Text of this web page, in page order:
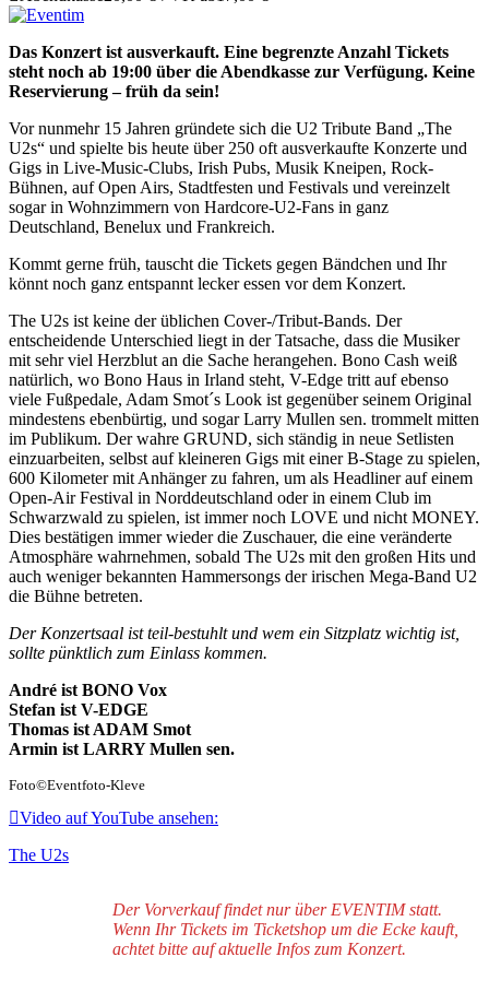
Das Konzert ist ausverkauft. Eine begrenzte Anzahl Tickets
steht noch ab 19:00 über die Abendkasse zur Verfügung. Keine
Reservierung – früh da sein!
Vor nunmehr 15 Jahren gründete sich die U2 Tribute Band „The
U2s“ und spielte bis heute über 250 oft ausverkaufte Konzerte und
Gigs in Live-Music-Clubs, Irish Pubs, Musik Kneipen, Rock-
Bühnen, auf Open Airs, Stadtfesten und Festivals und vereinzelt
sogar in Wohnzimmern von Hardcore-U2-Fans in ganz
Deutschland, Benelux und Frankreich.
Kommt gerne früh, tauscht die Tickets gegen Bändchen und Ihr
könnt noch ganz entspannt lecker essen vor dem Konzert.
The U2s ist keine der üblichen Cover-/Tribut-Bands. Der
entscheidende Unterschied liegt in der Tatsache, dass die Musiker
mit sehr viel Herzblut an die Sache herangehen. Bono Cash weiß
natürlich, wo Bono Haus in Irland steht, V-Edge tritt auf ebenso
viele Fußpedale, Adam Smot´s Look ist gegenüber seinem Original
mindestens ebenbürtig, und sogar Larry Mullen sen. trommelt mitten
im Publikum. Der wahre GRUND, sich ständig in neue Setlisten
einzuarbeiten, selbst auf kleineren Gigs mit einer B-Stage zu spielen,
600 Kilometer mit Anhänger zu fahren, um als Headliner auf einem
Open-Air Festival in Norddeutschland oder in einem Club im
Schwarzwald zu spielen, ist immer noch LOVE und nicht MONEY.
Dies bestätigen immer wieder die Zuschauer, die eine veränderte
Atmosphäre wahrnehmen, sobald The U2s mit den großen Hits und
auch weniger bekannten Hammersongs der irischen Mega-Band U2
die Bühne betreten.
Der Konzertsaal ist teil-bestuhlt und wem ein Sitzplatz wichtig ist,
sollte pünktlich zum Einlass kommen.
André ist BONO Vox
Stefan ist V-EDGE
Thomas ist ADAM Smot
Armin ist LARRY Mullen sen.
Foto©️Eventfoto-Kleve
Video auf YouTube ansehen:
The U2s
Der Vorverkauf findet nur über EVENTIM statt.
Wenn Ihr Tickets im Ticketshop um die Ecke kauft,
achtet bitte auf aktuelle Infos zum Konzert.